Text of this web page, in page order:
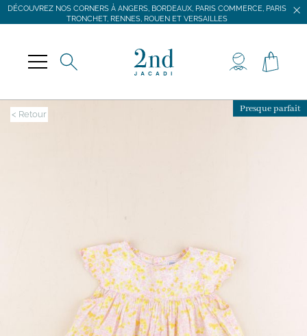
DÉCOUVREZ NOS CORNERS À ANGERS, BORDEAUX, PARIS COMMERCE, PARIS
TRONCHET, RENNES, ROUEN ET VERSAILLES
DÉCOUVREZ NOS CORNERS À ANGERS, BORDEAUX, PARIS COMMERCE, PARIS
TRONCHET, RENNES, ROUEN ET VERSAILLES
< Retour Presque parfait